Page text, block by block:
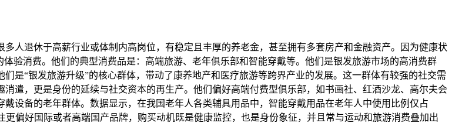
人退休于高薪行业或体制内高岗位，有稳定且丰厚的养老金，甚至拥有多套房产和金融资产。因为健康状
验消费。他们的典型消费品是：高端旅游、老年俱乐部和智能穿戴等。他们是银发旅游市场的高消费群
是“银发旅游升级”的核心群体，带动了康养地产和医疗旅游等跨界产业的发展。这一群体有较强的社交需
遣，更是身份的延续与社交资本的再生产。他们偏好高端付费型俱乐部，如书画社、红酒沙龙、高尔夫会
设备的老年群体。数据显示，在我国老年人各类辅具用品中，智能穿戴用品在老年人中使用比例仅占
偏好国际或者高端国产品牌，购买动机既是健康监控，也是身份象征，并且常与运动和旅游消费叠加出